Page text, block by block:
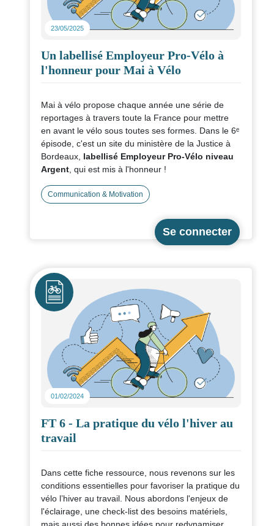
🛠️ Ces sites permettent de trouver la carte de sa
ville ou bien de demander à la créer si ce n'est pas
https://carte-minute.geovelo.app
23/05/2025
Un labellisé Employeur Pro-Vélo à
l'honneur pour Mai à Vélo
Mai à vélo propose chaque année une série de
reportages à travers toute la France pour mettre
en avant le vélo sous toutes ses formes. Dans le 6ᵉ
épisode, c'est un site du ministère de la Justice à
Bordeaux, labellisé Employeur Pro-Vélo niveau
Argent , qui est mis à l'honneur !
Un agent qui réalise ses trajets à vélo et en train
témoigne :"Je ne prends pas la ❌ 🚗 voiture pour
aller au boulot : je prends mes deux vélos et un
100% en train et à vélo🚆 + 🚴‍♂️ + 🎥
Partagez la vidéo surLinkedIn
Communication & Motivation
Icône
01/02/2024
FT 6 - La pratique du vélo l'hiver au
travail
Dans cette fiche ressource, nous revenons sur les
conditions essentielles pour favoriser la pratique du
vélo l’hiver au travail. Nous abordons l'enjeux de
l'éclairage, une check-list des besoins matériels,